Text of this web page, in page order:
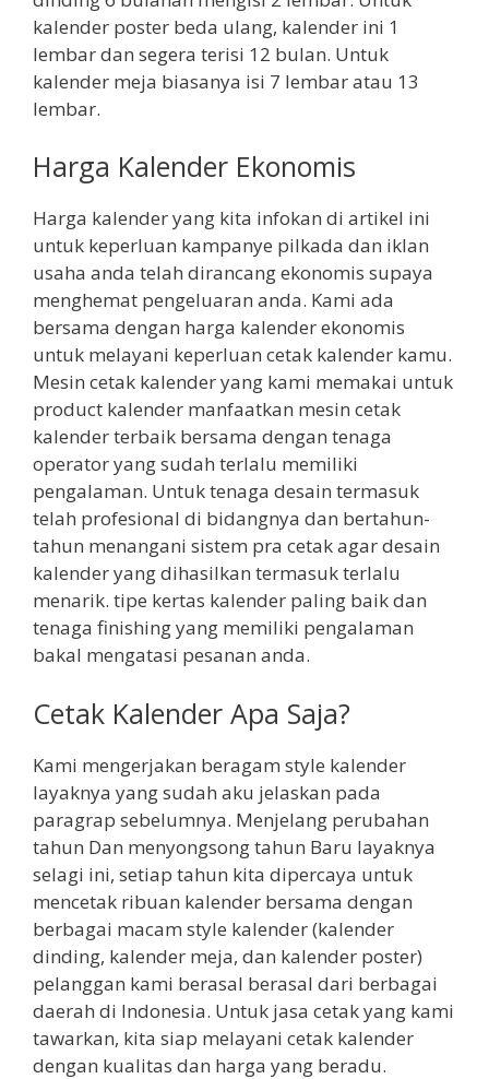
kalender poster beda ulang, kalender ini 1
lembar dan segera terisi 12 bulan. Untuk
kalender meja biasanya isi 7 lembar atau 13
lembar.
Harga Kalender Ekonomis
Harga kalender yang kita infokan di artikel ini
untuk keperluan kampanye pilkada dan iklan
usaha anda telah dirancang ekonomis supaya
menghemat pengeluaran anda. Kami ada
bersama dengan harga kalender ekonomis
untuk melayani keperluan cetak kalender kamu.
Mesin cetak kalender yang kami memakai untuk
product kalender manfaatkan mesin cetak
kalender terbaik bersama dengan tenaga
operator yang sudah terlalu memiliki
pengalaman. Untuk tenaga desain termasuk
telah profesional di bidangnya dan bertahun-
tahun menangani sistem pra cetak agar desain
kalender yang dihasilkan termasuk terlalu
menarik. tipe kertas kalender paling baik dan
tenaga finishing yang memiliki pengalaman
bakal mengatasi pesanan anda.
Cetak Kalender Apa Saja?
Kami mengerjakan beragam style kalender
layaknya yang sudah aku jelaskan pada
paragrap sebelumnya. Menjelang perubahan
tahun Dan menyongsong tahun Baru layaknya
selagi ini, setiap tahun kita dipercaya untuk
mencetak ribuan kalender bersama dengan
berbagai macam style kalender (kalender
dinding, kalender meja, dan kalender poster)
pelanggan kami berasal berasal dari berbagai
daerah di Indonesia. Untuk jasa cetak yang kami
tawarkan, kita siap melayani cetak kalender
dengan kualitas dan harga yang beradu.